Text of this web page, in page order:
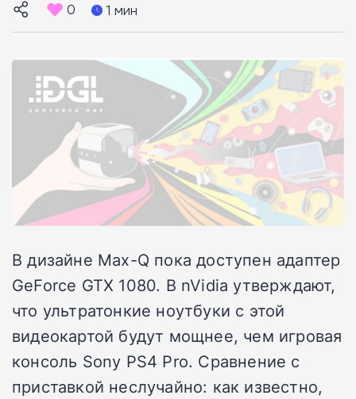
0 1 мин
В дизайне Max-Q пока доступен адаптер
GeForce GTX 1080. В nVidia утверждают,
что ультратонкие ноутбуки с этой
видеокартой будут мощнее, чем игровая
консоль Sony PS4 Pro. Сравнение с
приставкой неслучайно: как известно,